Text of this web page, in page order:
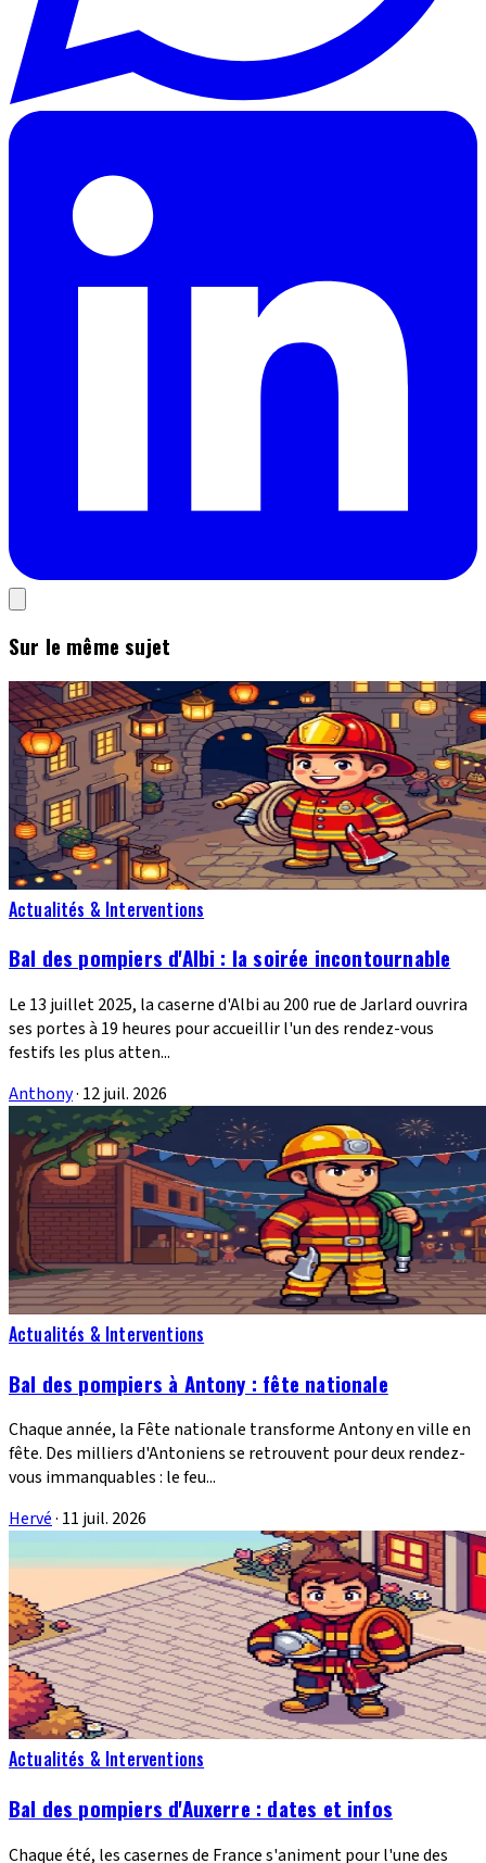
Sur le même sujet
Actualités & Interventions
Bal des pompiers d'Albi : la soirée incontournable
Le 13 juillet 2025, la caserne d'Albi au 200 rue de Jarlard ouvrira
ses portes à 19 heures pour accueillir l'un des rendez-vous
festifs les plus atten...
Anthony· 12 juil. 2026
Actualités & Interventions
Bal des pompiers à Antony : fête nationale
Chaque année, la Fête nationale transforme Antony en ville en
fête. Des milliers d'Antoniens se retrouvent pour deux rendez-
vous immanquables : le feu...
Hervé· 11 juil. 2026
Actualités & Interventions
Bal des pompiers d'Auxerre : dates et infos
Chaque été, les casernes de France s'animent pour l'une des